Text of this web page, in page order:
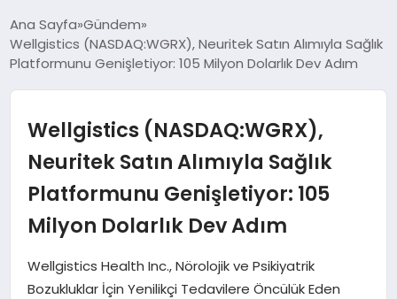
EKONOMI
MAGAZIN
SAĞLIK
SIYASET
Ana Sayfa Gündem
Wellgistics (NASDAQ:WGRX), Neuritek Satın Alımıyla Sağlık
Platformunu Genişletiyor: 105 Milyon Dolarlık Dev Adım
Wellgistics (NASDAQ:WGRX),
Neuritek Satın Alımıyla Sağlık
Platformunu Genişletiyor: 105
Milyon Dolarlık Dev Adım
Wellgistics Health Inc., Nörolojik ve Psikiyatrik
Bozukluklar İçin Yenilikçi Tedavilere Öncülük Eden